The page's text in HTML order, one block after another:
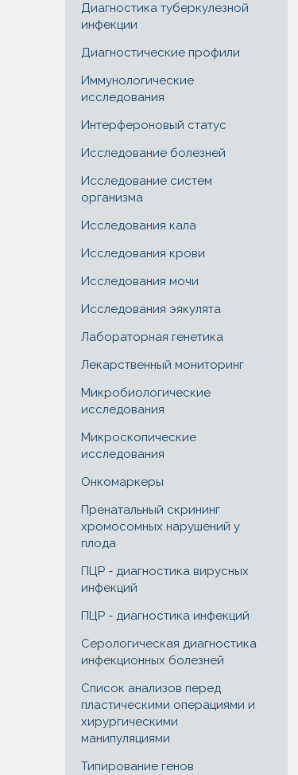
Диагностика туберкулезной
инфекции
Диагностические профили
Иммунологические
исследования
Интерфероновый статус
Исследование болезней
Исследование систем
организма
Исследования кала
Исследования крови
Исследования мочи
Исследования эякулята
Лабораторная генетика
Лекарственный мониторинг
Микробиологические
исследования
Микроскопические
исследования
Онкомаркеры
Пренатальный скрининг
хромосомных нарушений у
плода
ПЦР - диагностика вирусных
инфекций
ПЦР - диагностика инфекций
Серологическая диагностика
инфекционных болезней
Список анализов перед
пластическими операциями и
хирургическими
манипуляциями
Типирование генов